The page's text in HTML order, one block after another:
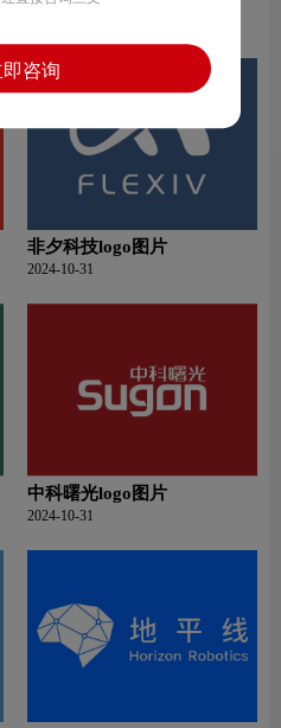
非夕科技logo图片
2024-10-31
中科曙光logo图片
2024-10-31
即咨询